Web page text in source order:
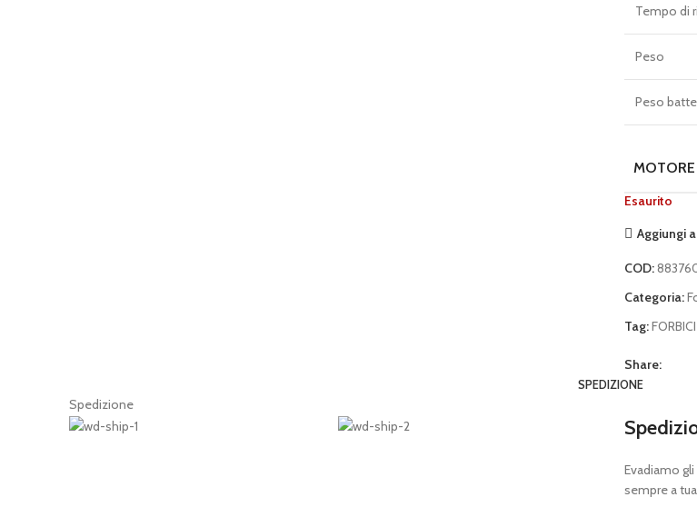
Tempo di
Peso
Peso
MOTORE
Esaurito
Aggiungi
COD:
Categoria:
Tag:
Share:
SPEDIZIONE
Spedizione
Evadiamo
sempre a